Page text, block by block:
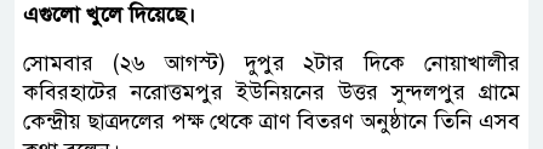
এগুলো খুলে দিয়েছে।
সোমবার (২৬ আগস্ট) দুপুর ২টার দিকে নোয়াখালীর
কবিরহাটের নরোত্তমপুর ইউনিয়নের উত্তর সুন্দলপুর গ্রামে
কেন্দ্রীয় ছাত্রদলের পক্ষ থেকে ত্রাণ বিতরণ অনুষ্ঠানে তিনি এসব